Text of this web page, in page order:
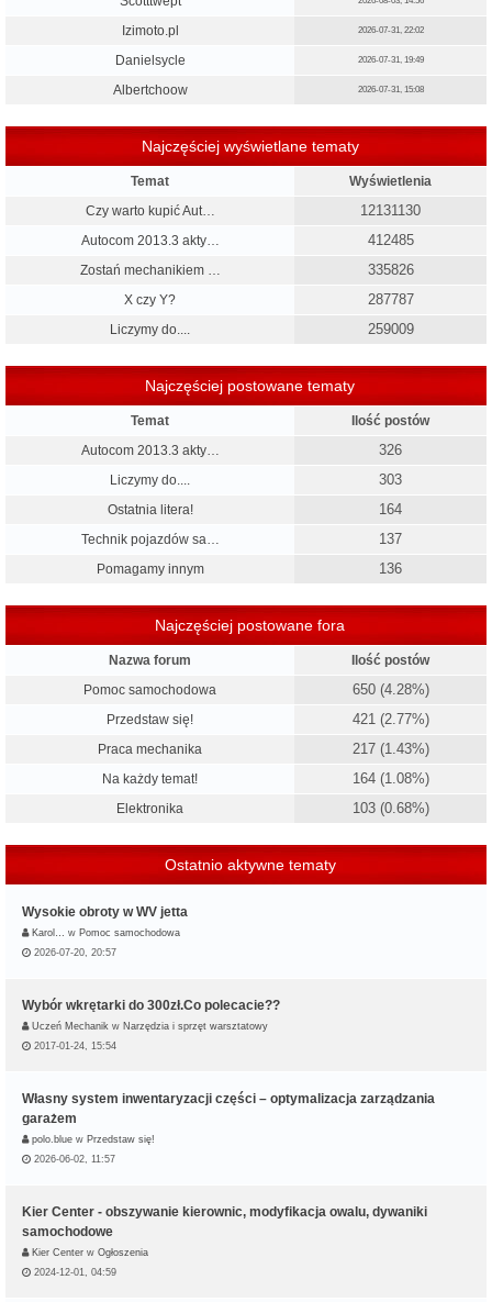
Izimoto.pl 2026-07-31, 22:02
Danielsycle 2026-07-31, 19:49
Albertchoow 2026-07-31, 15:08
Najczęściej wyświetlane tematy
Temat
Wyświetlenia
Czy warto kupić Aut…
12131130
Autocom 2013.3 akty… 412485
Zostań mechanikiem … 335826
X czy Y? 287787
Liczymy do.... 259009
Najczęściej postowane tematy
Temat
Ilość postów
Autocom 2013.3 akty…
326
Liczymy do.... 303
Ostatnia litera! 164
Technik pojazdów sa… 137
Pomagamy innym 136
Najczęściej postowane fora
Nazwa forum
Ilość postów
Pomoc samochodowa
650 (4.28%)
Przedstaw się! 421 (2.77%)
Praca mechanika 217 (1.43%)
Na każdy temat! 164 (1.08%)
Elektronika 103 (0.68%)
Ostatnio aktywne tematy
Wysokie obroty w WV jetta
Karol… w Pomoc samochodowa
2026-07-20, 20:57
Wybór wkrętarki do 300zł.Co polecacie??
Uczeń Mechanik w Narzędzia i sprzęt warsztatowy
2017-01-24, 15:54
Własny system inwentaryzacji części – optymalizacja zarządzania
garażem
polo.blue w Przedstaw się!
2026-06-02, 11:57
Kier Center - obszywanie kierownic, modyfikacja owalu, dywaniki
samochodowe
Kier Center w Ogłoszenia
2024-12-01, 04:59